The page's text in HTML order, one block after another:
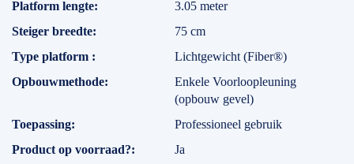
Platform lengte
3.05 meter
Steiger breedte
75 cm
Type platform
Lichtgewicht (Fiber®)
Opbouwmethode
Enkele Voorloopleuning
(opbouw gevel)
Toepassing
Professioneel gebruik
Product op voorraad?
Ja